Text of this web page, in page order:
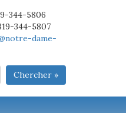
344-5806
344-5807
dame-
Chercher »